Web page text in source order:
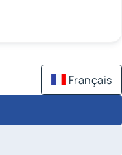
Français